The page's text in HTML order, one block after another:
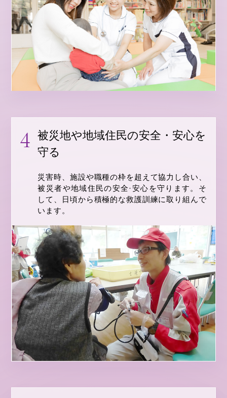
被災地や地域住民の安全・安心を
守る
災害時、施設や職種の枠を超えて協力し合い、
被災者や地域住民の安全·安心を守ります。そ
して、日頃から積極的な救護訓練に取り組んで
います。